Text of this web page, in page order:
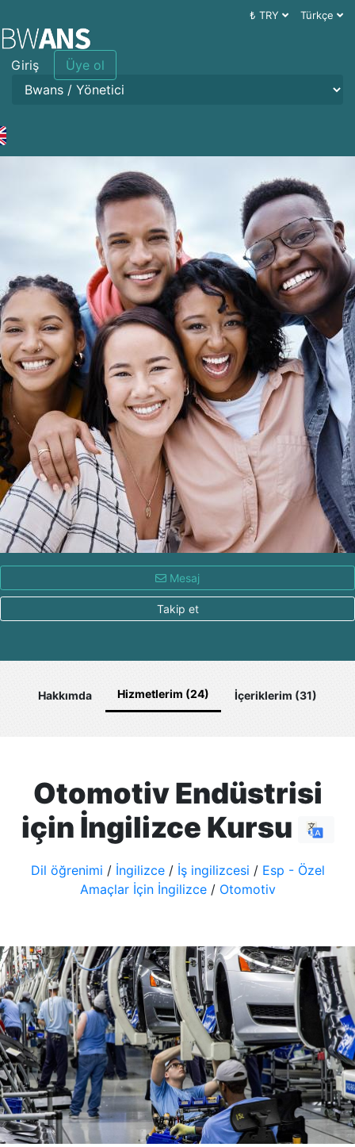
₺ TRY Türkçe
Giriş Üye ol
Mesaj
Takip et
Hakkımda Hizmetlerim (24) İçeriklerim (31)
Otomotiv Endüstrisi
için İngilizce Kursu
Dil öğrenimi / İngilizce/ İş ingilizcesi / Esp - Özel
Amaçlar İçin İngilizce/ Otomotiv